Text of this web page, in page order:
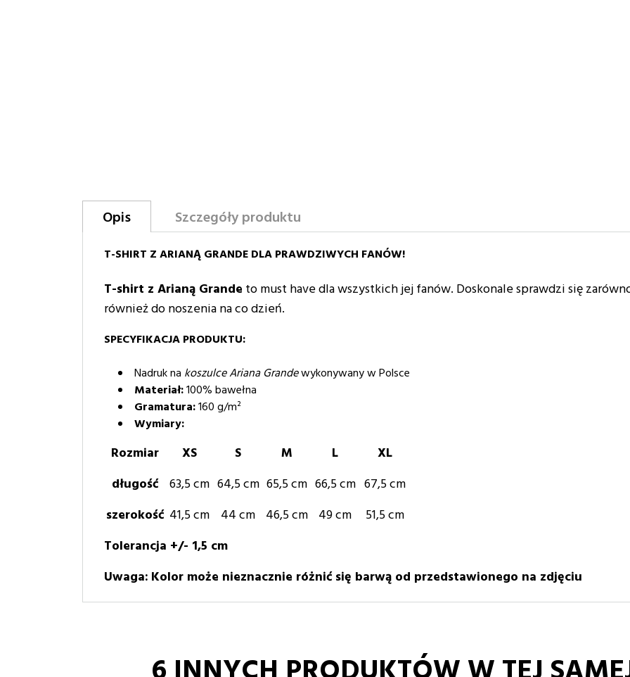
Opis Szczegóły produktu
T-SHIRT Z ARIANĄ GRANDE DLA PRAWDZIWYCH FANÓW!
T-shirt z Arianą Grande to must have dla wszystkich jej fanów. Doskonale sprawdzi się
również do noszenia na co dzień.
SPECYFIKACJA PRODUKTU:
Nadruk na koszulce Ariana Grandewykonywany w Polsce
Materiał:100% bawełna
Gramatura:160 g/m²
Wymiary:
Rozmiar XS S M L
XL
długość 63,5 cm 64,5 cm 65,5 cm 66,5 cm 67,5 cm
szerokość 41,5 cm 44 cm 46,5 cm 49 cm
51,5 cm
Tolerancja +/- 1,5 cm
Uwaga: Kolor może nieznacznie różnić się barwą od przedstawionego na zdjęciu